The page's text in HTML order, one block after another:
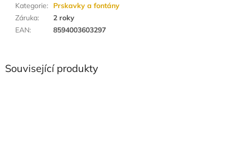
Související produkty
Kategorie:
Prskavky a fontány
Záruka:
2 roky
EAN: 8594003603297